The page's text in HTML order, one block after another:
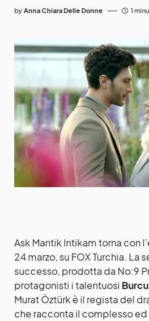
by Anna Chiara Delle Donne 1
Ask Mantik Intikam torna con
24 marzo, su FOX Turchia. La
successo, prodotta da No:9
protagonisti i talentuosi
Murat Öztürk è il regista del
che racconta il complesso